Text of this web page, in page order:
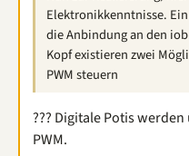
Elektronikkenntnisse.
die Anbindung an den
Kopf existieren zwei
PWM steuern
??? Digitale Potis
PWM.